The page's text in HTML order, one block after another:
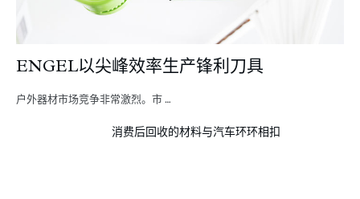
ENGEL以尖峰效率生产锋利刀具
户外器材市场竞争非常激烈。市 …
消费后回收的材料与汽车环环相扣